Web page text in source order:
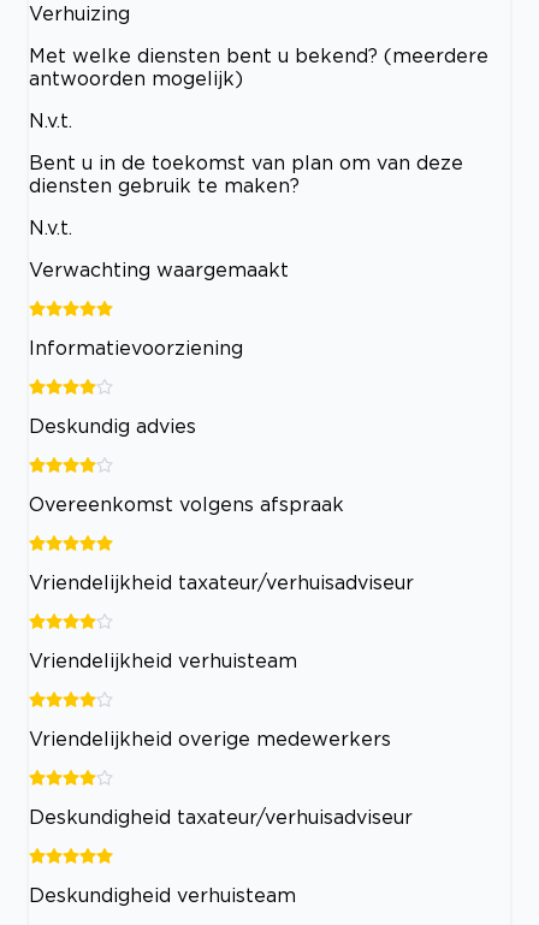
Verhuizing
Met welke diensten bent u bekend? (meerdere
antwoorden mogelijk)
N.v.t.
Bent u in de toekomst van plan om van deze
diensten gebruik te maken?
N.v.t.
Verwachting waargemaakt
Informatievoorziening
Deskundig advies
Overeenkomst volgens afspraak
Vriendelijkheid taxateur/verhuisadviseur
Vriendelijkheid verhuisteam
Vriendelijkheid overige medewerkers
Deskundigheid taxateur/verhuisadviseur
Deskundigheid verhuisteam